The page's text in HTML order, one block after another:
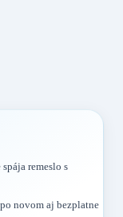
remeslo s
novom aj bezplatne